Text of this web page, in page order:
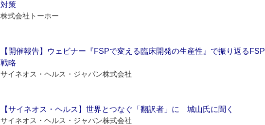
対策
株式会社トーホー
【開催報告】ウェビナー『FSPで変える臨床開発の生産性』で振り返るFSP
戦略
サイネオス・ヘルス・ジャパン株式会社
【サイネオス・ヘルス】世界とつなぐ「翻訳者」に 城山氏に聞く
サイネオス・ヘルス・ジャパン株式会社